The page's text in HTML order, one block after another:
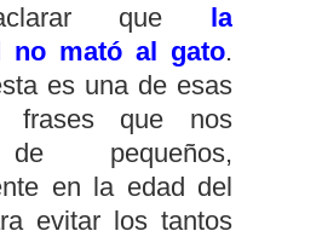
que la
no mató al gato.
es una de esas
frases que nos
pequeños,
en la edad del
evitar los tantos